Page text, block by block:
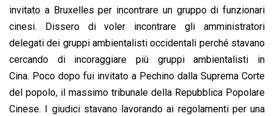
invitato a Bruxelles per incontrare un gruppo di funzionari
cinesi. Dissero di voler incontrare gli amministratori
delegati dei gruppi ambientalisti occidentali perché stavano
cercando di incoraggiare più gruppi ambientalisti in
Cina. Poco dopo fui invitato a Pechino dalla Suprema Corte
del popolo, il massimo tribunale della Repubblica Popolare
Cinese. I giudici stavano lavorando ai regolamenti per una